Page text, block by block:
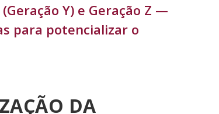
Y) e Geração Z —
para potencializar o
DA